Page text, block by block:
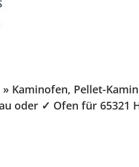
» Kaminofen, Pellet-
oder ✓ Ofen für 65321